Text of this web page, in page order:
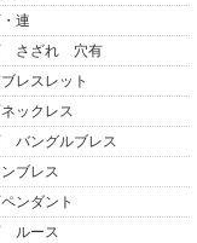
連
さざれ 穴有
レスレット
ックレス
バングルブレス
ブレス
ンダント
ルース